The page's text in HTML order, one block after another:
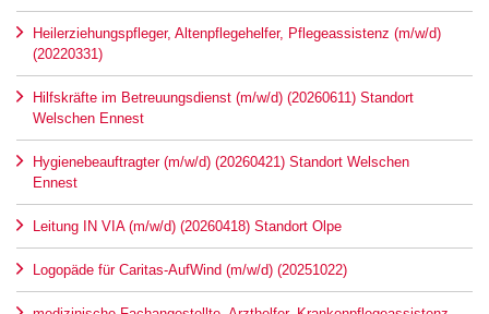
Heilerziehungspfleger, Altenpflegehelfer, Pflegeassistenz (m/w/d)
(20220331)
Hilfskräfte im Betreuungsdienst (m/w/d) (20260611) Standort
Welschen Ennest
Hygienebeauftragter (m/w/d) (20260421) Standort Welschen
Ennest
Leitung IN VIA (m/w/d) (20260418) Standort Olpe
Logopäde für Caritas-AufWind (m/w/d) (20251022)